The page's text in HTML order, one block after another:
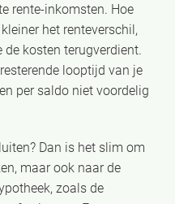
rente-inkomsten. Hoe
het renteverschil,
kosten terugverdient.
looptijd van je
per saldo niet voordelig
Dan is het slim om
maar ook naar de
zoals de